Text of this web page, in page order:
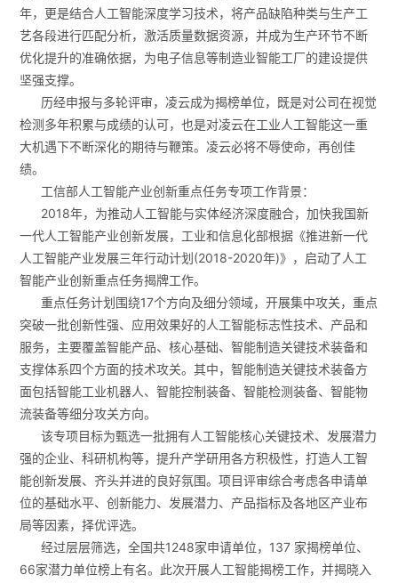
年，更是结合人工智能深度学习技术，将产品缺陷种类与生产工
艺各段进行匹配分析，激活质量数据资源，并成为生产环节不断
优化提升的准确依据，为电子信息等制造业智能工厂的建设提供
坚强支撑。
历经申报与多轮评审，凌云成为揭榜单位，既是对公司在视觉
检测多年积累与成绩的认可，也是对凌云在工业人工智能这一重
大机遇下不断深化的期待与鞭策。凌云必将不辱使命，再创佳
绩。
工信部人工智能产业创新重点任务专项工作背景：
2018年，为推动人工智能与实体经济深度融合，加快我国新
一代人工智能产业创新发展，工业和信息化部根据《推进新一代
人工智能产业发展三年行动计划(2018-2020年)》，启动了人工
智能产业创新重点任务揭牌工作。
重点任务计划围绕17个方向及细分领域，开展集中攻关，重点
突破一批创新性强、应用效果好的人工智能标志性技术、产品和
服务，主要覆盖智能产品、核心基础、智能制造关键技术装备和
支撑体系四个方面的技术攻关。其中，智能制造关键技术装备方
面包括智能工业机器人、智能控制装备、智能检测装备、智能物
流装备等细分攻关方向。
该专项目标为甄选一批拥有人工智能核心关键技术、发展潜力
强的企业、科研机构等，提升产学研用各方积极性，打造人工智
能创新发展、齐头并进的良好氛围。项目评审综合考虑各申请单
位的基础水平、创新能力、发展潜力、产品指标及各地区产业布
局等因素，择优评选。
经过层层筛选，全国共1248家申请单位，137 家揭榜单位、
66家潜力单位榜上有名。此次开展人工智能揭榜工作，并揭晓入